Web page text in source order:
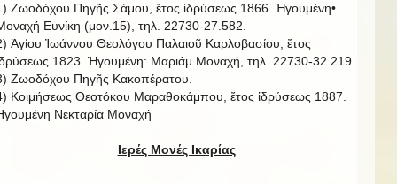
Ζωοδόχου Πηγῆς Σάμου, ἔτος ἱδρύσεως 1866. Ἡγουμένη•
Ευνίκη (μον.15), τηλ. 22730-27.582.
Ἁγίου Ἰωάννου Θεολόγου Παλαιοῦ Καρλοβασίου, ἔτος
1823. Ἡγουμένη: Μαριάμ Μοναχή, τηλ. 22730-32.219.
Ζωοδόχου Πηγῆς Κακοπέρατου.
Κοιμήσεως Θεοτόκου Μαραθοκάμπου, ἔτος ἱδρύσεως 1887.
Νεκταρία Μοναχή
Ιερές Μονές Ικαρίας